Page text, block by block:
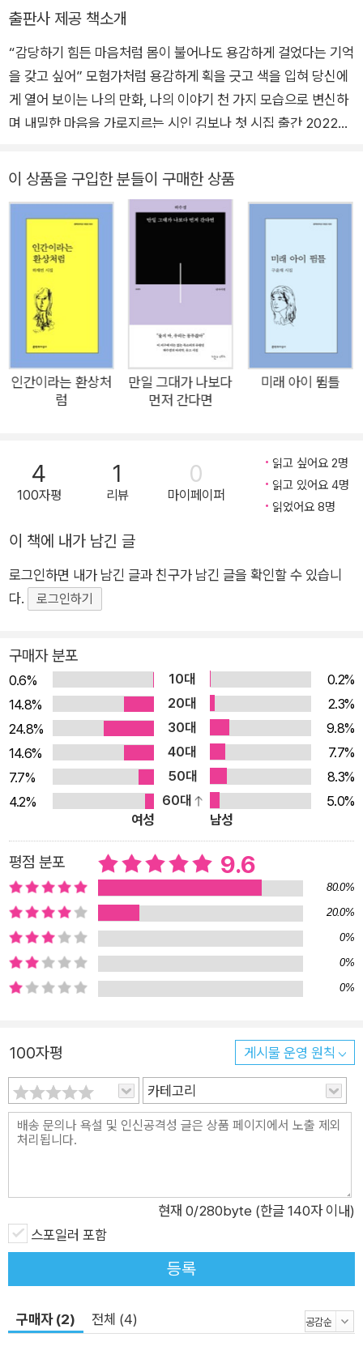
이럴 줄 몰랐어
2025년 4월
출판사 제공 책소개
“감당하기 힘든 마음처럼 몸이 불어나도 용감하게 걸었다는 기억
을 갖고 싶어” 모험가처럼 용감하게 획을 긋고 색을 입혀 당신에
게 열어 보이는 나의 만화, 나의 이야기 천 가지 모습으로 변신하
며 내밀한 마음을 가로지르는 시인 김보나 첫 시집 출간 2022년
집 『나의 모험 만화』가 문학과지성 시인선 614번으로 출간되었
력”(나희덕·박형준·문태준, 2022년 『문화일보』 신춘문예 심사
평)을 “말갛고 나직하고 유머러스한, 누구와도 안 닮은 언어”(이
원, 『시 보다 2023』 추천의 말)로 펼쳐낸 시 52편을 총 5부로 나
눠 묶었다. 키 작은 주인공이 딱 한 번 용기를 낸다 만화 그리는
게 좋았다 [……] 칸 속 사람들의 말풍선을 속속들이 알고 싶다 내
년을 얘기할 때 사람들은 왜 밝은 표정을 지으려 애쓰는지 해가
진 뒤로 저마다의 모험은 어떻게 지속되는지 (계속) ―「나의 모
험 만화」 부분 만화라는 콘셉트 아래 일종의 ‘텍스트-어드벤처’를
지향합니다. 다양한 화자가 등장하는데, 독자는 화자에 이입하여
을 때처럼 가슴이 뜨거워지는 감각, 소중한 사람을 만나는 느낌,
누군가에게 반하는 마음, 그를 잃는 느낌 등 내가 나 아닌 사람이
기쁨, 슬픔, 상실감 등 살아간다는 느낌을 새로이 느끼고 반추할
수 있도록 하는 시집이 되길 꿈꿉니다. ―웹진 〈공통점 아카이브〉
‘월간 사람책’ #2 김보나의 시적 언어로 탄생한 모험 만화 주인공
은 “칸 속 사람들의 말풍선을 속속들이 알고 싶”다는 바람을 안
는 쓰지 못한 문장 혹은/어린 토끼에게 건초를 부어 주며 쏟아낸
마음”(「나의 모험 만화」)을 들여다보고자 그가 익힌 술법은 ‘둔갑
술’. 이 모험 만화 주인공은 김보나의 시 속으로 들어가 다양한 인
물로 분화하여 “종종 딸기나 펭귄이나 친구 등으로 둔갑한다”(뒤
표지 글). 자신을 감추거나 상대방을 속여 무언가를 얻기 위해서
가 아니라, 오로지 타인의 마음을 선선히 드나들기 위하여. 마냥
둥글고 넉넉지만은 않은 것이 사람의 내면이기에 여러 마음을 경
유하는 이 모험은 필연적으로 험난하다. 타인의 모난 지점을 통과
하다 찔린 마음은 곧잘 상처를 입어 미움의 모양으로 부풀어 오르
기도 한다. 그렇지만 시인은 “불행이 생의 주제라고 요약하는 대
신” 열심히 “걸어가는 주인공을 보여”(「물가에서 우리는 잠시 매
혹적이다」)준다. 김보나의 시 속 인물들은 “누군가를 미워하는
마음조차/스스로 머금는 숨의 폭보다/커질 순 없”(「현관을 열
고」)음을 되새기며 숨을 한번 크게 들이마시고, “걷는 수밖에 없
는/어둠을 통과하는 길”(「걸어도 걸어도」)을 계속해서 걸어나간
나지 않는 이상 위기와 고난은 계속될 테지만, 김보나의 시는 “끝
까지 결말을 지연하”고 “끝에서 다시 모든 걸 반복하며”(홍성희,
해설 「미친 봄날의 끝말잇기」) 결코 안정적인 세계에 들어서지 않
는다. 그럼에도 이 시집의 모든 여정을 뒤따르고 싶어지는 까닭
은, “모두에게 행운이 깃들었으면 좋겠다”(2022년 『문화일보』
다. 김보나의 모험 만화 속 주인공을 “응원하는 사람의 작은 기
쁨”(「스위트 나이트」)이 여기에 있다. “입안에 잠시 차오르는 서
늘하고 부드러운 세계” ―모험 퀘스트: 세상을 입안에 넣고 굴려
는 딸기, 겨우내 무르익은 못생긴 딸기, 물크러진 딸기, 작거나 멍
이 상품을 구입한 분들이 구매한 상품
인간이라는 환상처
럼
만일 그대가 나보다
먼저 간다면
미래 아이 뜀틀
4
100자평
1
리뷰
0
마이페이퍼
읽고 싶어요 2명
읽고 있어요 4명
읽었어요 8명
이 책에 내가 남긴 글
로그인하면 내가 남긴 글과 친구가 남긴 글을 확인할 수 있습니
다.
로그인하기
구매자 분포
0.6% 10대
0.2%
14.8%
20대
2.3%
24.8%
30대
9.8%
14.6%
40대
7.7%
7.7%
50대
8.3%
4.2%
60대
5.0%
여성
남성
평점 분포 9.6
80.0%
20.0%
0%
0%
0%
100자평 게시물 운영 원칙
카테고리
현재 0/280byte (한글 140자 이내)
스포일러 포함
등록
구매자 (2) 전체 (4)